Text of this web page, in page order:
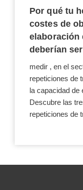
Por qué tu
costes de
elaboración
deberían
medir , en el
repeticiones de
la capacidad de
Descubre las
repeticiones de